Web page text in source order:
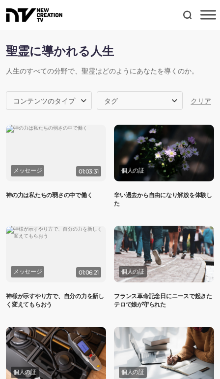
聖霊に導かれる人生
人生のすべての分野で、聖霊はどのようにあなたを導くのか。
コンテンツのタイプ タグ クリア
メッセージ 01:03:31
神の力は私たちの弱さの中で働く
個人の証
辛い過去から自由になり解放を体験し
た
メッセージ 01:06:21
神様が示すやり方で、自分の力を新し
く変えてもらおう
個人の証
フランス革命記念日にニースで起きた
テロで娘が守られた
個人の証 個人の証